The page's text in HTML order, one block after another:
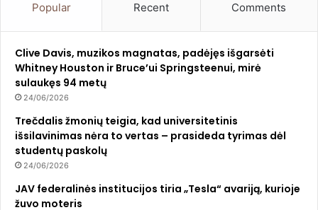
Popular Recent Comments
Clive Davis, muzikos magnatas, padėjęs išgarsėti
Whitney Houston ir Bruce’ui Springsteenui, mirė
sulaukęs 94 metų
24/06/2026
Trečdalis žmonių teigia, kad universitetinis
išsilavinimas nėra to vertas – prasideda tyrimas dėl
studentų paskolų
24/06/2026
JAV federalinės institucijos tiria „Tesla“ avariją, kurioje
žuvo moteris